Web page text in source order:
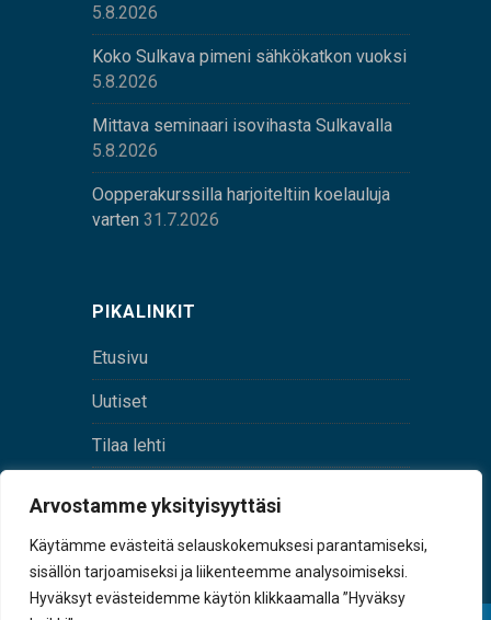
Arvostamme yksityisyyttäsi
Käytämme evästeitä selauskokemuksesi parantamiseksi,
sisällön tarjoamiseksi ja liikenteemme analysoimiseksi.
Hyväksyt evästeidemme käytön klikkaamalla ”Hyväksy
5.8.2026
Koko Sulkava pimeni sähkökatkon vuoksi
5.8.2026
Mittava seminaari isovihasta Sulkavalla
5.8.2026
Oopperakurssilla harjoiteltiin koelauluja
varten 31.7.2026
PIKALINKIT
Etusivu
Uutiset
Tilaa lehti